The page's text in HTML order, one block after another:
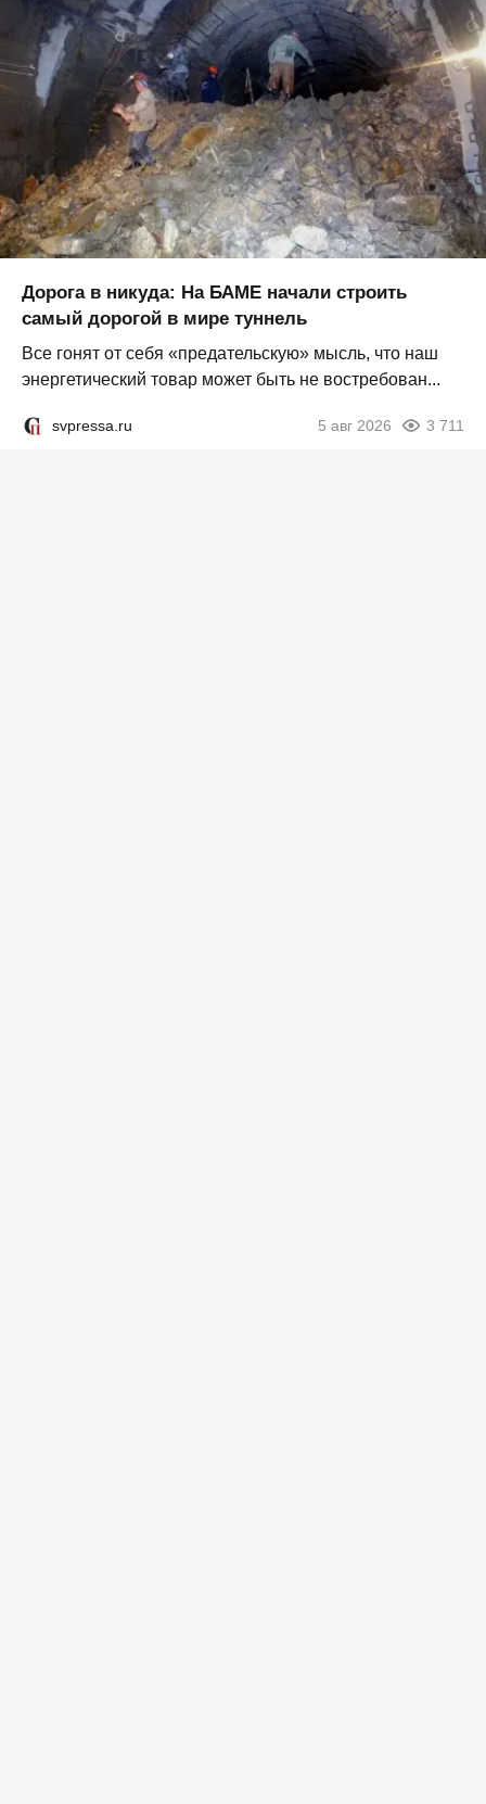
Дорога в никуда: На БАМЕ начали строить
самый дорогой в мире туннель
Все гонят от себя «предательскую» мысль, что наш
энергетический товар может быть не востребован...
svpressa.ru 5 авг 2026 3 711